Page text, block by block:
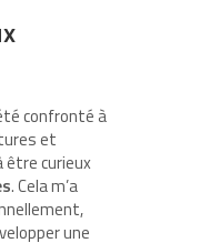
confronté à
et
être curieux
. Cela m’a
une